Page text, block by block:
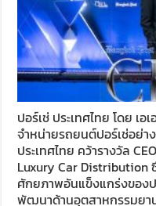
ปอร์เช่ ประเทศไทย โดย เอ
จำหน่ายรถยนต์ปอร์เช่อย่า
ประเทศไทย คว้ารางวัล
Luxury Car Distribution
ศักยภาพอันแข็งแกร่งของป
พัฒนาด้านอุตสาหกรรมยา